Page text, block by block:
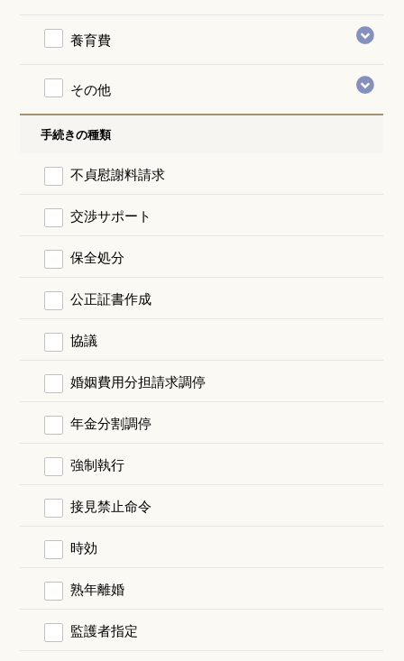
養育費
その他
手続きの種類
不貞慰謝料請求
交渉サポート
保全処分
公正証書作成
協議
婚姻費用分担請求調停
年金分割調停
強制執行
接見禁止命令
時効
熟年離婚
監護者指定